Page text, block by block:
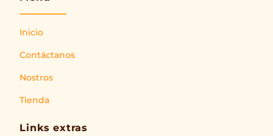
Inicio
Contáctanos
Nostros
Tienda
Links extras